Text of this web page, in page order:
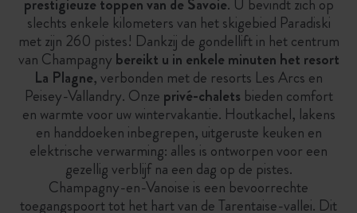
prestigieuze toppen van de Savoie. U bevindt zich op
slechts enkele kilometers van het skigebied Paradiski
met zijn 260 pistes! Dankzij de gondellift in het centrum
van Champagny bereikt u in enkele minuten het resort
La Plagne, verbonden met de resorts Les Arcs en
Peisey-Vallandry. Onze privé-chalets bieden comfort
en warmte voor uw wintervakantie. Houtkachel, lakens
en handdoeken inbegrepen, uitgeruste keuken en
elektrische verwarming: alles is ontworpen voor een
gezellig verblijf na een dag op de pistes.
Champagny-en-Vanoise is een bevoorrechte
toegangspoort tot het hart van de Tarentaise-vallei. Dit